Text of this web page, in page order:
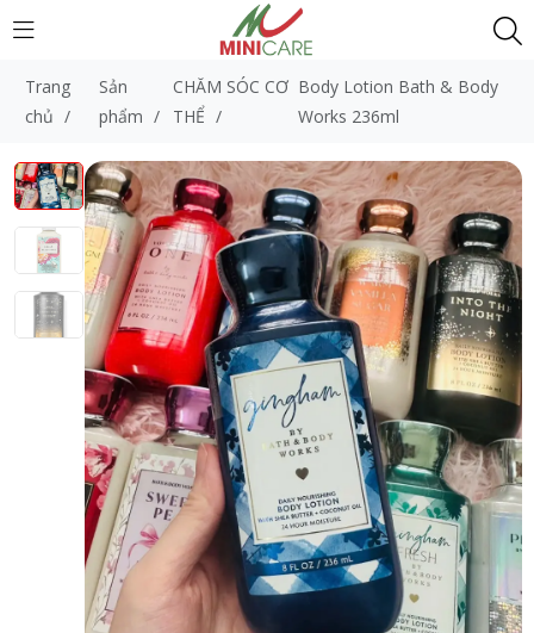
Trang
chủ /
Sản
phẩm /
CHĂM SÓC CƠ
THỂ /
Body Lotion Bath & Body
Works 236ml